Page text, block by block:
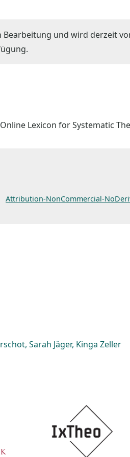
Bearbeitung und wird derzeit
Lexicon for Systematic
Attribution-NonCommercial-
Sarah Jäger, Kinga Zeller